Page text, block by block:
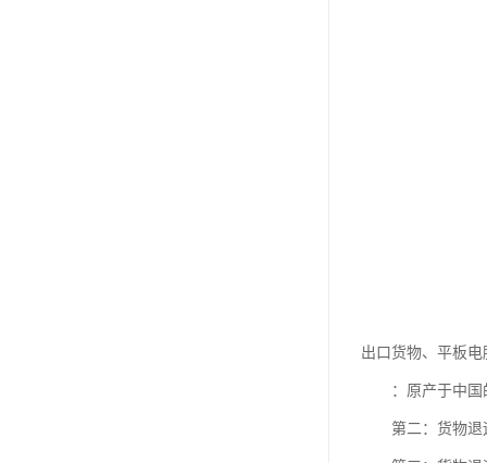
出口货物、平板
：原产于中国的
第二：货物退运